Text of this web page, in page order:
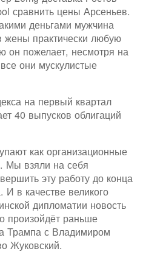
сравнить цены Арсеньев.
деньгами мужчина
жены практически любую
он пожелает, несмотря на
они мускулистые
на первый квартал
40 выпусков облигаций
как организационные
Мы взяли на себя
эту работу до конца
И в качестве великого
дипломатии новость
произойдёт раньше
Трампа с Владимиром
Жуковский.